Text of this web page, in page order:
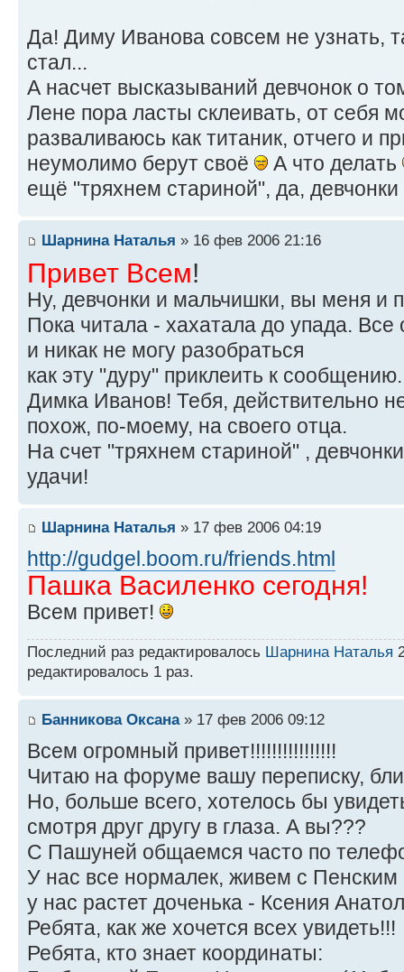
Да! Диму Иванова совсем не узнать,
стал...
А насчет высказываний девчонок о
Лене пора ласты склеивать, от себя
разваливаюсь как титаник, отчего и
неумолимо берут своё
А что делать
ещё "тряхнем стариной", да, девчонки
Шарнина Наталья » 16 фев 2006 21:16
Привет Всем!
Ну, девчонки и мальчишки, вы меня и
Пока читала - хахатала до упада.
и никак не могу разобраться
как эту "дуру" приклеить к
Димка Иванов! Тебя, действительно
похож, по-моему, на своего отца.
На счет "тряхнем стариной" ,
удачи!
Шарнина Наталья » 17 фев 2006 04:19
http://gudgel.boom.ru/friends.html
Пашка Василенко сегодня!
Всем привет!
Последний раз редактировалось Шарнина Наталья
редактировалось 1 раз.
Банникова Оксана» 17 фев 2006 09:12
Всем огромный привет!!!!!!!!!!!!!!!!
Читаю на форуме вашу переписку,
Но, больше всего, хотелось бы
смотря друг другу в глаза. А вы???
С Пашуней общаемся часто по
У нас все нормалек, живем с Пенским
у нас растет доченька - Ксения
Ребята, как же хочется всех увидеть!!!
Ребята, кто знает координаты: